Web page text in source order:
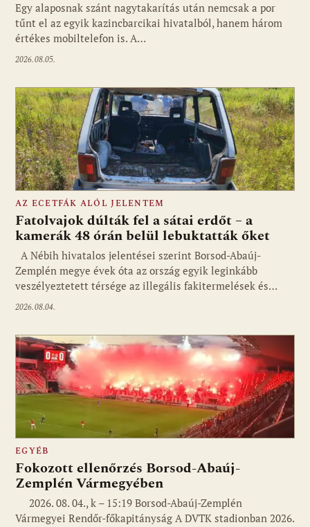
Egy alaposnak szánt nagytakarítás után nemcsak a por
tűnt el az egyik kazincbarcikai hivatalból, hanem három
értékes mobiltelefon is. A…
2026.08.05.
AZ ECETFÁK ALÓL JELENTEM
Fatolvajok dúlták fel a sátai erdőt – a
kamerák 48 órán belül lebuktatták őket
A Nébih hivatalos jelentései szerint Borsod-Abaúj-
Zemplén megye évek óta az ország egyik leginkább
veszélyeztetett térsége az illegális fakitermelések és…
2026.08.04.
EGYÉB
Fokozott ellenőrzés Borsod-Abaúj-
Zemplén Vármegyében
2026. 08. 04., k – 15:19 Borsod-Abaúj-Zemplén
Vármegyei Rendőr-főkapitányság A DVTK stadionban 2026.